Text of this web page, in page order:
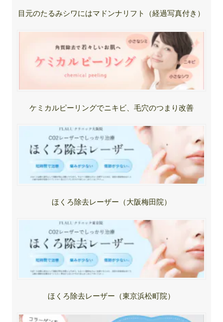
目元のたるみシワにはマドンナリフト（経過写真付き）
ケミカルピーリングでニキビ、毛穴のつまり改善
ほくろ除去レーザー（大阪梅田院）
ほくろ除去レーザー（東京浜松町院）